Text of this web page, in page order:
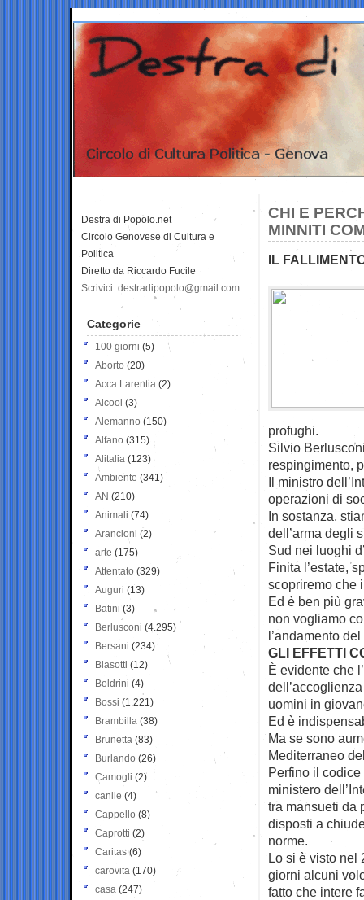
CHI E
MINNITI
IL
profughi.
Silvio
respingimento,
Il ministro
operazioni di
In sostanza,
dell’arma degli
Sud nei luoghi
Finita l’estate,
scopriremo che
Ed è ben più
non vogliamo
l’andamento
GLI EFFETTI
È evidente che
uomini in
Ed è
Ma se sono
Mediterraneo
Perfino il
ministero
tra mansueti da
disposti a
norme.
Lo si è visto nel
giorni alcuni
fatto che intere
Destra di Popolo.net
Circolo Genovese di Cultura e
Politica
Diretto da Riccardo Fucile
Scrivici: destradipopolo@gmail.com
Categorie
100 giorni (5)
Aborto (20)
Acca Larentia (2)
Alcool (3)
Alemanno (150)
Alfano (315)
Alitalia (123)
Ambiente (341)
AN (210)
Animali (74)
Arancioni (2)
arte (175)
Attentato (329)
Auguri (13)
Batini (3)
Berlusconi (4.295)
Bersani (234)
Biasotti (12)
Boldrini (4)
Bossi (1.221)
Brambilla (38)
Brunetta (83)
Burlando (26)
Camogli (2)
canile (4)
Cappello (8)
Caprotti (2)
Caritas (6)
carovita (170)
casa (247)